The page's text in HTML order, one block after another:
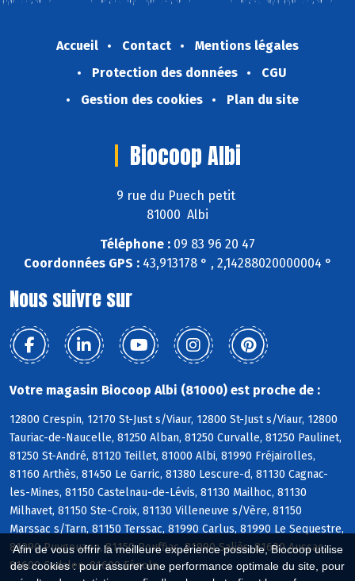
Afin de vous offrir la meilleure expérience possible, Biocoop utilise
des cookies : pour assurer une performance optimale du site, pour
Accueil Contact
Mentions légales
Protection des données
CGU
Gestion des cookies
Plan du site
Biocoop Albi
9 rue du Puech petit
81000 Albi
Téléphone : 09 83 96 20 47
Coordonnées GPS :43,913178 ° , 2,14288020000004 °
Nous suivre sur
Votre magasin Biocoop Albi (81000) est proche de :
12800 Crespin, 12170 St-Just s/Viaur, 12800 St-Just s/Viaur, 12800
Tauriac-de-Naucelle, 81250 Alban, 81250 Curvalle, 81250 Paulinet,
81250 St-André, 81120 Teillet, 81000 Albi, 81990 Fréjairolles,
81160 Arthès, 81450 Le Garric, 81380 Lescure-d, 81130 Cagnac-
les-Mines, 81150 Castelnau-de-Lévis, 81130 Mailhoc, 81130
Milhavet, 81150 Ste-Croix, 81130 Villeneuve s/Vère, 81150
Marssac s/Tarn, 81150 Terssac, 81990 Carlus, 81990 Le Sequestre,
81990 Puygouzon, 81150 Rouffiac, 81990 Saliès, 81600 Aussac,
81600 Cadalen, 81600 Fénols